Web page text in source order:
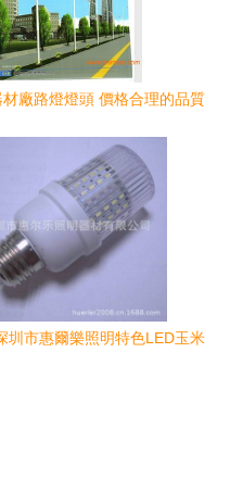
廠路燈燈頭 價格合理的品質
圳市惠爾樂照明特色LED玉米